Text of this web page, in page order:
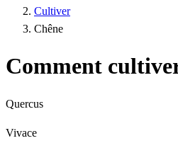
Cultiver
Chêne
Comment
Quercus
Vivace